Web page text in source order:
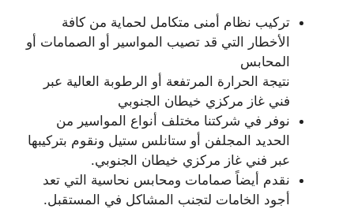
تركيب نظام أمنى متكامل لحماية من كافة
الأخطار التي قد تصيب المواسير أو الصمامات أو
المحابس
نتيجة الحرارة المرتفعة أو الرطوبة العالية عبر
فني غاز مركزي خيطان الجنوبي
نوفر في شركتنا مختلف أنواع المواسير من
الحديد المجلفن أو ستانلس ستيل ونقوم بتركيبها
عبر فني غاز مركزي خيطان الجنوبي.
نقدم أيضاً صمامات ومحابس نحاسية التي تعد
أجود الخامات لتجنب المشاكل في المستقبل.